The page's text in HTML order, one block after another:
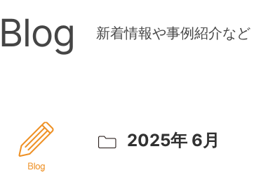
Blog 新着情報や事例紹介など
2025年 6月